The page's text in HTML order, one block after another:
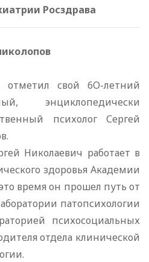
Росздрава
отметил свой 6О-летний
энциклопедически
психолог Сергей
Николаевич работает в
здоровья Академии
время он прошел путь от
патопсихологии
психосоциальных
отдела клинической